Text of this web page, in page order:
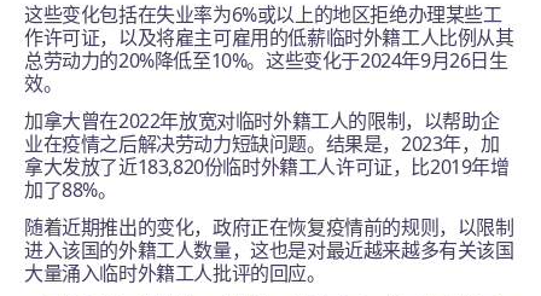
这些变化包括在失业率为6%或以上的地区拒绝办理某些工
作许可证，以及将雇主可雇用的低薪临时外籍工人比例从其
总劳动力的20%降低至10%。这些变化于2024年9月26日生
效。
加拿大曾在2022年放宽对临时外籍工人的限制，以帮助企
业在疫情之后解决劳动力短缺问题。结果是，2023年，加
拿大发放了近183,820份临时外籍工人许可证，比2019年增
加了88%。
随着近期推出的变化，政府正在恢复疫情前的规则，以限制
进入该国的外籍工人数量，这也是对最近越来越多有关该国
大量涌入临时外籍工人批评的回应。